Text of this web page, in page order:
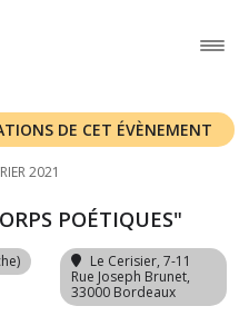
DE CET ÉVÈNEMENT
2021
POÉTIQUES"
Le Cerisier, 7-11
Rue Joseph Brunet,
33000 Bordeaux